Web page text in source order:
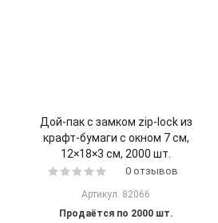
Дой-пак с замком zip-lock из
крафт-бумаги с окном 7 см,
12×18×3 cм, 2000 шт.
0 отзывов
Артикул: 82066
Продаётся по 2000 шт.